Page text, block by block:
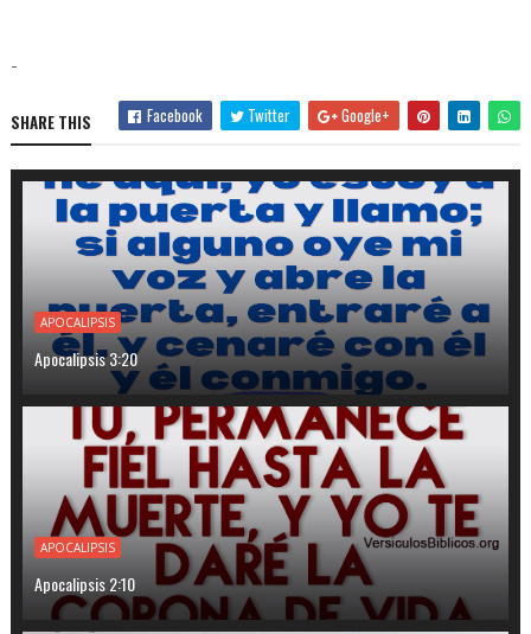
-
SHARE THIS Facebook Twitter Google+
APOCALIPSIS
Apocalipsis 3:20
APOCALIPSIS
Apocalipsis 2:10